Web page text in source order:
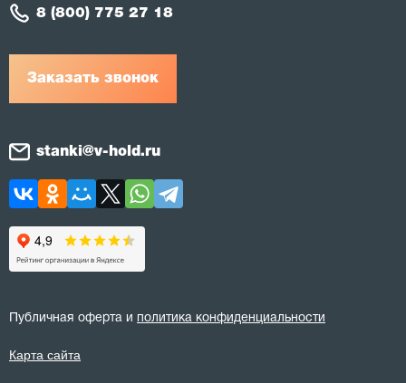
Заказать звонок
8 (800) 775 27 18
stanki@v-hold.ru
Публичная оферта и политика конфиденциальности
Карта сайта